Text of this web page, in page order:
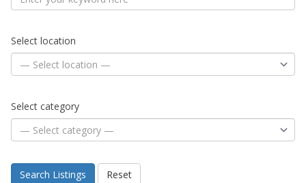
Select location
Select category
Search Listings Reset